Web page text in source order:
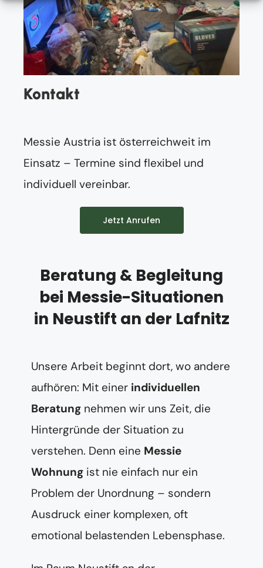
Kontakt
Messie Austria ist österreichweit im
Einsatz – Termine sind flexibel und
individuell vereinbar.
Jetzt Anrufen
Beratung & Begleitung
bei Messie-Situationen
in Neustift an der Lafnitz
Unsere Arbeit beginnt dort, wo andere
aufhören: Mit einer individuellen
Beratung nehmen wir uns Zeit, die
Hintergründe der Situation zu
verstehen. Denn eine Messie
Wohnung ist nie einfach nur ein
Problem der Unordnung – sondern
Ausdruck einer komplexen, oft
emotional belastenden Lebensphase.